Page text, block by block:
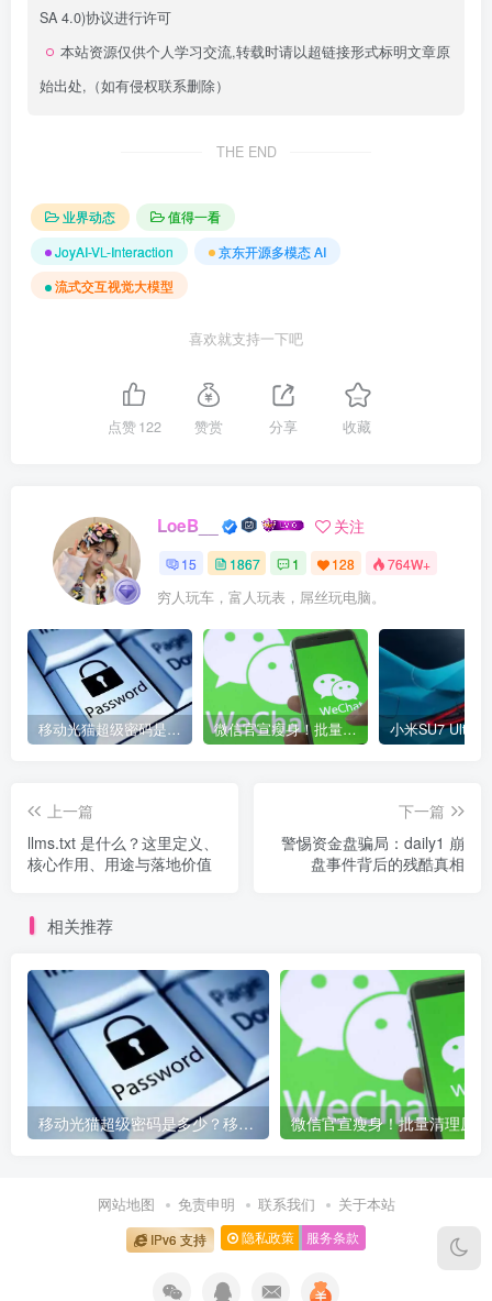
SA 4.0)协议进行许可
本站资源仅供个人学习交流,转载时请以超链接形式标明文章原
始出处,（如有侵权联系删除）
THE END
业界动态
值得一看
JoyAI-VL-Interaction
京东开源多模态 AI
流式交互视觉大模型
喜欢就支持一下吧
点赞122 赞赏 分享 收藏
LoeB__ 关注
15 1867 1 128 764W+
穷人玩车，富人玩表，屌丝玩电脑。
移动光猫超级密码是多少？移动光猫超级管理员后台账号与密码 微信官宣瘦身！批量清理原图新功能来了 安卓、iOS均可使用
上一篇
llms.txt 是什么？这里定义、
核心作用、用途与落地价值
下一篇
警惕资金盘骗局：daily1 崩
盘事件背后的残酷真相
相关推荐
移动光猫超级密码是多少？移动光猫超级管理员后台账号与密码
网站地图 免责申明 联系我们 关于本站
IPv6 支持 隐私政策 服务条款